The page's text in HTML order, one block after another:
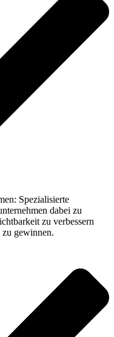
Spezialisierte
dabei zu
zu verbessern
gewinnen.